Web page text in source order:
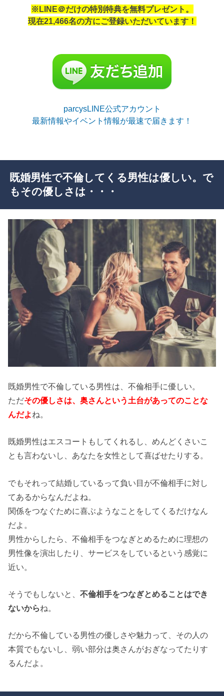
※LINE＠だけの特別特典を無料プレゼント。
現在21,466名の方にご登録いただいています！
parcysLINE公式アカウント
最新情報やイベント情報が最速で届きます！
既婚男性で不倫してくる男性は優しい。で
もその優しさは・・・
既婚男性で不倫している男性は、不倫相手に優しい。
ただその優しさは、奥さんという土台があってのことな
んだよ ね。
既婚男性はエスコートもしてくれるし、めんどくさいこ
とも言わないし、あなたを女性として喜ばせたりする。
でもそれって結婚しているって負い目が不倫相手に対し
てあるからなんだよね。
関係をつなぐために喜ぶようなことをしてくるだけなん
だよ。
男性からしたら、不倫相手をつなぎとめるために理想の
男性像を演出したり、サービスをしているという感覚に
近い。
そうでもしないと、不倫相手をつなぎとめることはでき
ないからね。
だから不倫している男性の優しさや魅力って、その人の
本質でもないし、弱い部分は奥さんがおぎなってたりす
るんだよ。